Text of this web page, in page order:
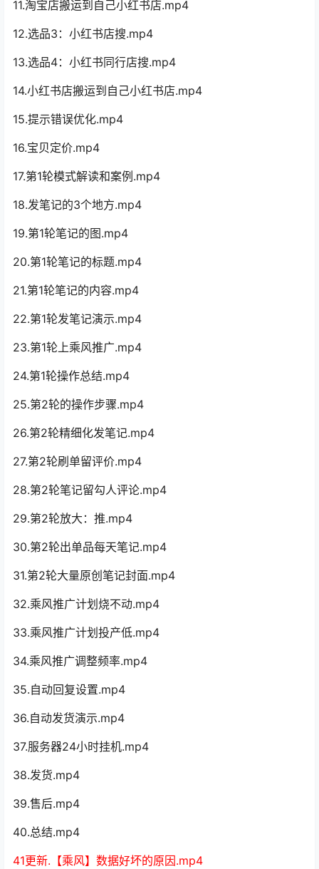
11.淘宝店搬运到自己小红书店.mp4
12.选品3：小红书店搜.mp4
13.选品4：小红书同行店搜.mp4
14.小红书店搬运到自己小红书店.mp4
15.提示错误优化.mp4
16.宝贝定价.mp4
17.第1轮模式解读和案例.mp4
18.发笔记的3个地方.mp4
19.第1轮笔记的图.mp4
20.第1轮笔记的标题.mp4
21.第1轮笔记的内容.mp4
22.第1轮发笔记演示.mp4
23.第1轮上乘风推广.mp4
24.第1轮操作总结.mp4
25.第2轮的操作步骤.mp4
26.第2轮精细化发笔记.mp4
27.第2轮刷单留评价.mp4
28.第2轮笔记留勾人评论.mp4
29.第2轮放大：推.mp4
30.第2轮出单品每天笔记.mp4
31.第2轮大量原创笔记封面.mp4
32.乘风推广计划烧不动.mp4
33.乘风推广计划投产低.mp4
34.乘风推广调整频率.mp4
35.自动回复设置.mp4
36.自动发货演示.mp4
37.服务器24小时挂机.mp4
38.发货.mp4
39.售后.mp4
40.总结.mp4
41更新.【乘风】数据好坏的原因.mp4